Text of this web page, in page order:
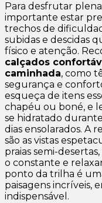
Para desfrutar
importante estar
trechos de
subidas e descidas
físico e atenção.
calçados
caminhada, como
segurança e
esqueça de itens
chapéu ou boné, e
se hidratado
dias ensolarados. A
são as vistas
praias semi-
o constante e
ponto da trilha é
paisagens incríveis,
indispensável.